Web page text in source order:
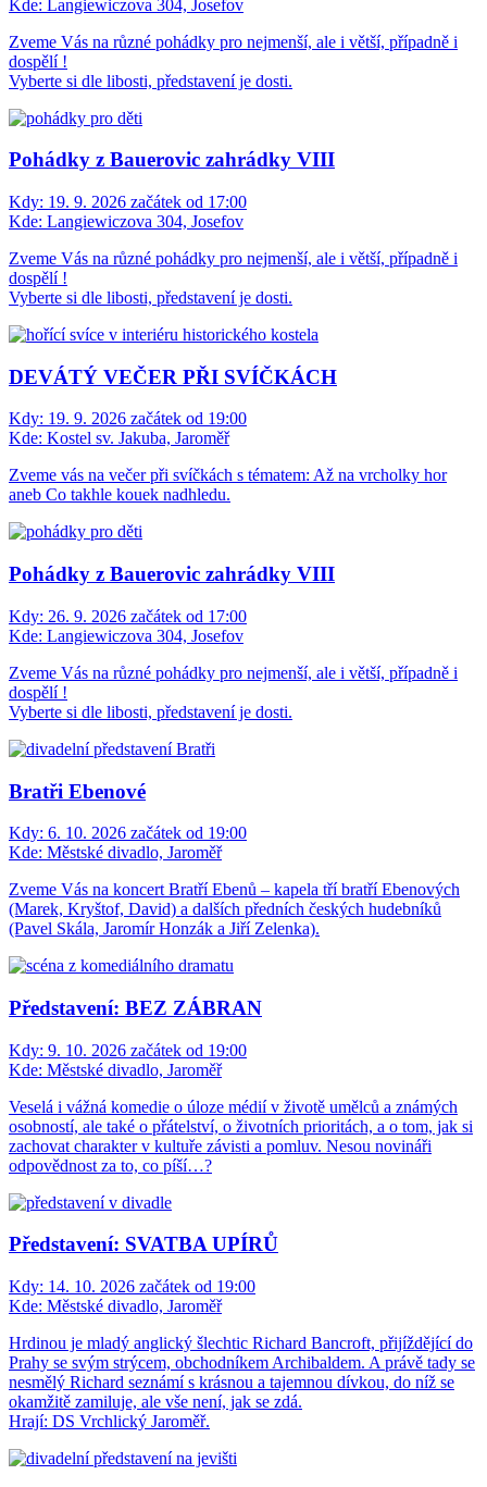
Kde: Langiewiczova 304, Josefov
Zveme Vás na různé pohádky pro nejmenší, ale i větší, případně i
dospělí !
Vyberte si dle libosti, představení je dosti.
Pohádky z Bauerovic zahrádky VIII
Kdy: 19. 9. 2026 začátek od 17:00
Kde: Langiewiczova 304, Josefov
Zveme Vás na různé pohádky pro nejmenší, ale i větší, případně i
dospělí !
Vyberte si dle libosti, představení je dosti.
DEVÁTÝ VEČER PŘI SVÍČKÁCH
Kdy: 19. 9. 2026 začátek od 19:00
Kde: Kostel sv. Jakuba, Jaroměř
Zveme vás na večer při svíčkách s tématem: Až na vrcholky hor
aneb Co takhle kouek nadhledu.
Pohádky z Bauerovic zahrádky VIII
Kdy: 26. 9. 2026 začátek od 17:00
Kde: Langiewiczova 304, Josefov
Zveme Vás na různé pohádky pro nejmenší, ale i větší, případně i
dospělí !
Vyberte si dle libosti, představení je dosti.
Bratři Ebenové
Kdy: 6. 10. 2026 začátek od 19:00
Kde: Městské divadlo, Jaroměř
Zveme Vás na koncert Bratří Ebenů – kapela tří bratří Ebenových
(Marek, Kryštof, David) a dalších předních českých hudebníků
(Pavel Skála, Jaromír Honzák a Jiří Zelenka).
Představení: BEZ ZÁBRAN
Kdy: 9. 10. 2026 začátek od 19:00
Kde: Městské divadlo, Jaroměř
Veselá i vážná komedie o úloze médií v životě umělců a známých
osobností, ale také o přátelství, o životních prioritách, a o tom, jak si
zachovat charakter v kultuře závisti a pomluv. Nesou novináři
odpovědnost za to, co píší…?
Představení: SVATBA UPÍRŮ
Kdy: 14. 10. 2026 začátek od 19:00
Kde: Městské divadlo, Jaroměř
Hrdinou je mladý anglický šlechtic Richard Bancroft, přijíždějící do
Prahy se svým strýcem, obchodníkem Archibaldem. A právě tady se
nesmělý Richard seznámí s krásnou a tajemnou dívkou, do níž se
okamžitě zamiluje, ale vše není, jak se zdá.
Hrají: DS Vrchlický Jaroměř.